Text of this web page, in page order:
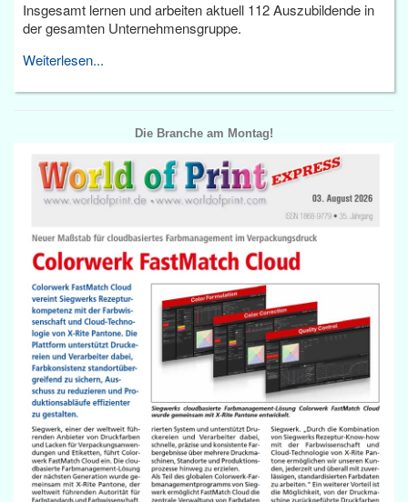
Insgesamt lernen und arbeiten aktuell 112 Auszubildende in
der gesamten Unternehmensgruppe.
Weiterlesen...
Die Branche am Montag!